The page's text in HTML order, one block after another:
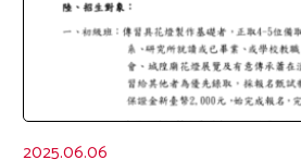
2025.06.06